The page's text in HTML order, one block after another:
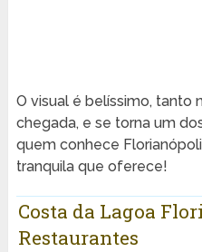
O visual é belíssimo, tanto
chegada, e se torna um
quem conhece
tranquila que oferece!
Costa da Lagoa
Restaurantes